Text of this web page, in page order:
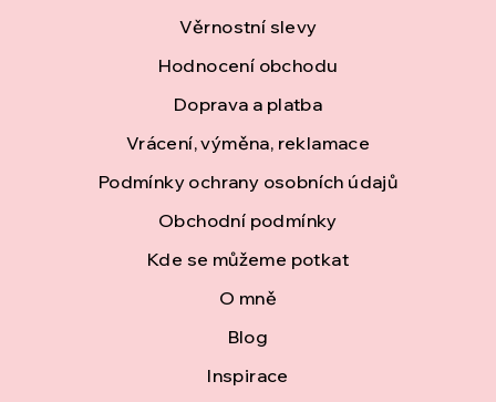
Věrnostní slevy
Hodnocení obchodu
Doprava a platba
Vrácení, výměna, reklamace
Podmínky ochrany osobních údajů
Obchodní podmínky
Kde se můžeme potkat
O mně
Blog
Inspirace